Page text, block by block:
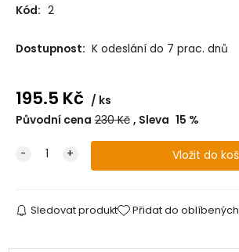
Kód: 2
Dostupnost: K odeslání do 7 prac. dnů
195.5 Kč
ks
Původní cena 230Kč Sleva 15 %
Sledovat produkt Přidat do oblíbených